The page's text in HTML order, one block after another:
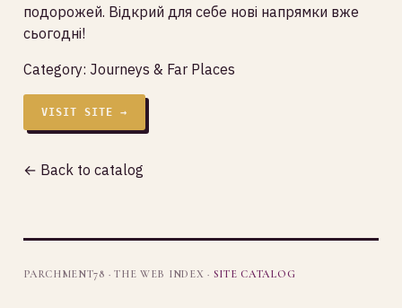
подорожей. Відкрий для себе нові напрямки вже
сьогодні!
Category: Journeys & Far Places
VISIT SITE →
← Back to catalog
PARCHMENT78 · THE WEB INDEX · SITE CATALOG